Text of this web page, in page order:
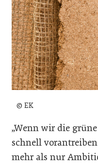
© EK
„Wenn wir die
schnell
mehr als nur